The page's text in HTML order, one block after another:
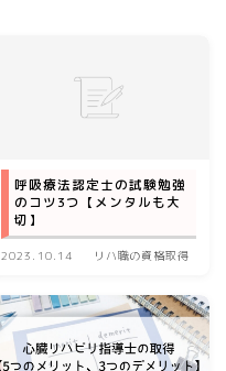
呼吸療法認定士の試験勉強
のコツ3つ【メンタルも大
切】
2023.10.14 リハ職の資格取得